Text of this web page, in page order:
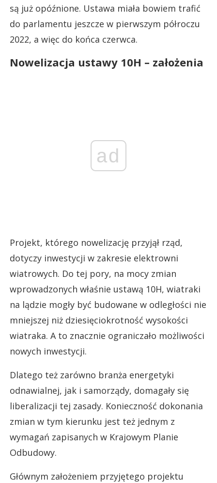
są już opóźnione. Ustawa miała bowiem trafić
do parlamentu jeszcze w pierwszym półroczu
2022, a więc do końca czerwca.
Nowelizacja ustawy 10H – założenia
ad
Projekt, którego nowelizację przyjął rząd,
dotyczy inwestycji w zakresie elektrowni
wiatrowych. Do tej pory, na mocy zmian
wprowadzonych właśnie ustawą 10H, wiatraki
na lądzie mogły być budowane w odległości nie
mniejszej niż dziesięciokrotność wysokości
wiatraka. A to znacznie ograniczało możliwości
nowych inwestycji.
Dlatego też zarówno branża energetyki
odnawialnej, jak i samorządy, domagały się
liberalizacji tej zasady. Konieczność dokonania
zmian w tym kierunku jest też jednym z
wymagań zapisanych w Krajowym Planie
Odbudowy.
Głównym założeniem przyjętego projektu